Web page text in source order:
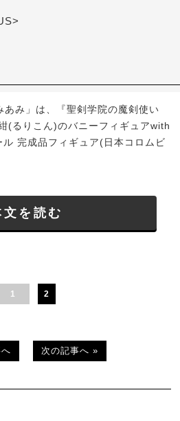
み」は、『聖剣学院の魔剣使い
(るりこん)のバニーフィギュアwith
完成品フィギュア(日本コロムビ
文を読む
1 2
次の記事へ »